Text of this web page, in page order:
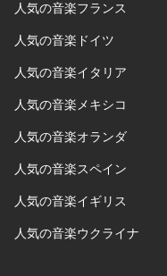
人気の音楽フランス
人気の音楽ドイツ
人気の音楽イタリア
人気の音楽メキシコ
人気の音楽オランダ
人気の音楽スペイン
人気の音楽イギリス
人気の音楽ウクライナ